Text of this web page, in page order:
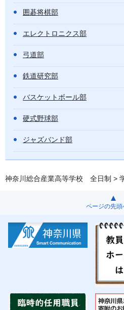
囲碁将棋部
エレクトロニクス部
弓道部
鉄道研究部
バスケットボール部
硬式野球部
ジャズバンド部
神奈川総合産業高等学校 全日制 >
ページの先頭